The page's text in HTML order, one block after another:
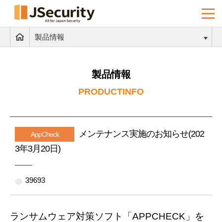
製品情報
製品情報
PRODUCTINFO
AppCheck
メンテナンス実施のお知らせ(202
3年3月20日)
39693
ランサムウェア対策ソフト「APPCHECK」を